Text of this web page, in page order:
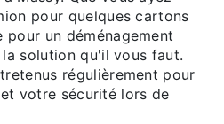
pour quelques cartons
un déménagement
solution qu'il vous faut.
régulièrement pour
votre sécurité lors de